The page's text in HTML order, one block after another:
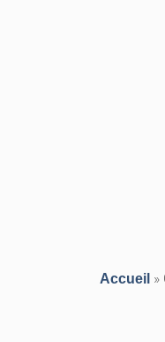
Accueil »